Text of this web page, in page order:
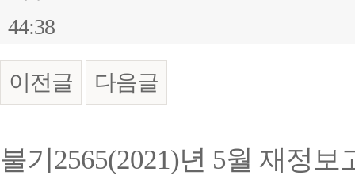
44:38
이전글 다음글
본문
불기2565(2021)년 5월 재정